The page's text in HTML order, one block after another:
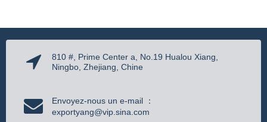
810 #, Prime Center a, No.19 Hualou Xiang,
Ningbo, Zhejiang, Chine
Envoyez-nous un e-mail ：
exportyang@vip.sina.com